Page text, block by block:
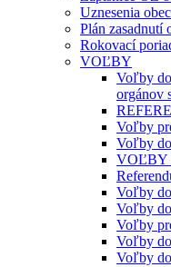
Uznesenia
Plán zasadnutí
Rokovací
VOĽBY
Voľby
orgánov
Voľby
Voľby
VOĽBY
Voľby
Voľby
Voľby
Voľby
Voľby